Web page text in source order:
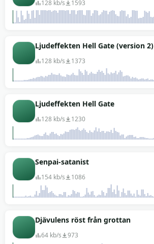
128 kb/s 1593
Ljudeffekten Hell Gate (version 2)
128 kb/s 1373
Ljudeffekten Hell Gate
128 kb/s 1230
Senpai-satanist
154 kb/s 1086
Djävulens röst från grottan
64 kb/s 973